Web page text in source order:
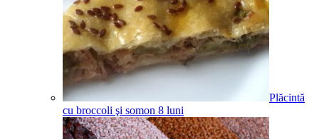
Plăcintă
cu broccoli şi somon 8 luni